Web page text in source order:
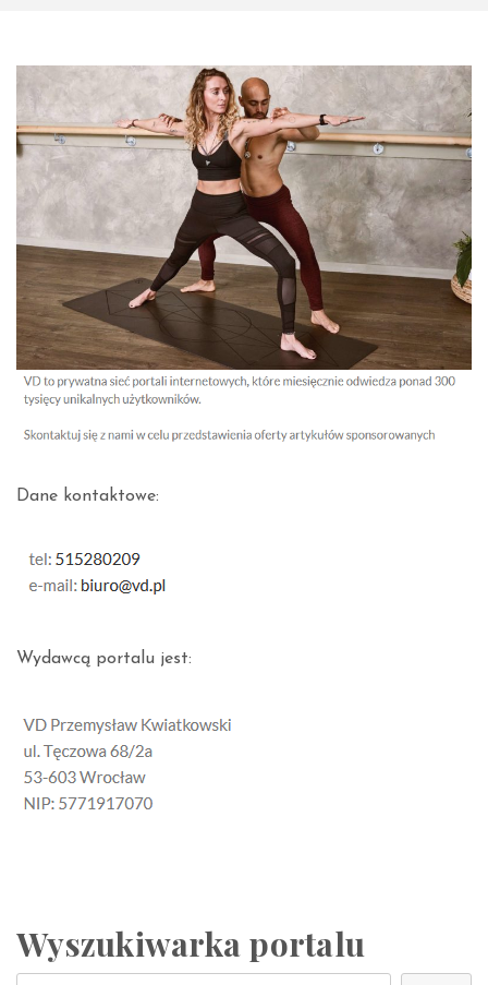
Dane kontaktowe:
Wydawcą portalu jest:
Wyszukiwarka portalu